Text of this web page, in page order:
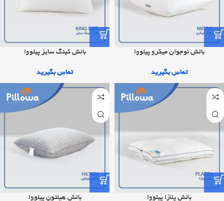
بالش نوجوان میکرو پیلووا
تماس بگیرید
بالش کینگ سایز پیلووا
تماس بگیرید
بالش پلازا پیلووا بالش هيلتون پیلووا